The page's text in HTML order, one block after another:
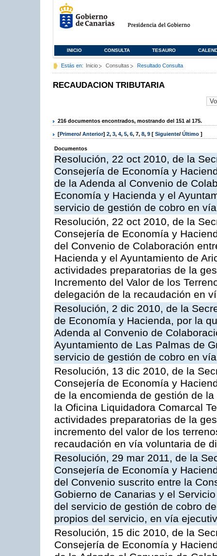
INICIO CONSULTA TESAURO
Estás en: Inicio Consultas Resultado Consulta
RECAUDACION TRIBUTARIA
216 documentos encontrados, mostrando del 151 al 175.
[Primero/ Anterior] 2, 3, 4, 5, 6, 7, 8, 9 [ Siguiente/ Último ]
Documentos
Resolución, 22 oct 2010, de la
Consejería de Economía y
de la Adenda al Convenio de
Economía y Hacienda y el
servicio de gestión de cobro en
Resolución, 22 oct 2010, de la
Consejería de Economía y
del Convenio de Colaboración
Hacienda y el Ayuntamiento de
actividades preparatorias de la
Incremento del Valor de los
delegación de la recaudación en
Resolución, 2 dic 2010, de la
de Economía y Hacienda, por la
Adenda al Convenio de
Ayuntamiento de Las Palmas de
servicio de gestión de cobro en
Resolución, 13 dic 2010, de la
Consejería de Economía y
de la encomienda de gestión de
la Oficina Liquidadora Comarcal
actividades preparatorias de la
incremento del valor de los
recaudación en vía voluntaria de
Resolución, 29 mar 2011, de la
Consejería de Economía y
del Convenio suscrito entre la
Gobierno de Canarias y el
del servicio de gestión de cobro
propios del servicio, en vía
Resolución, 15 dic 2010, de la
Consejería de Economía y